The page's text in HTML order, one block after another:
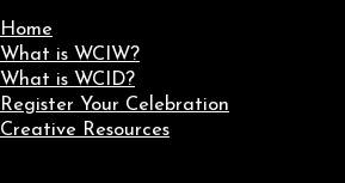
Home
What is WCIW?
What is WCID?
Register Your Celebration
Creative Resources